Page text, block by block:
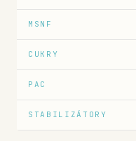
MSNF
CUKRY
PAC
STABILIZÁTORY